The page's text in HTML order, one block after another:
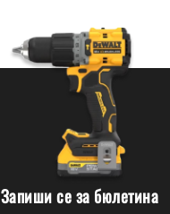
Запиши се за бюлетина